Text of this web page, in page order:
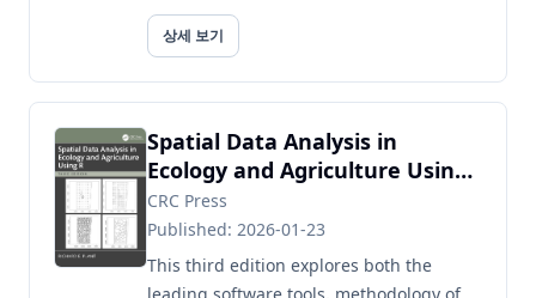
for the analysis of vector and raster data.
The book's practic...
상세 보기
Spatial Data Analysis in
Ecology and Agriculture Using
R
CRC Press
Published: 2026-01-23
This third edition explores both the